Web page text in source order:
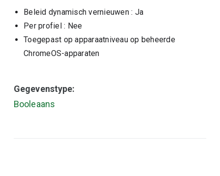
Beleid dynamisch vernieuwen : Ja
Per profiel : Nee
Toegepast op apparaatniveau op beheerde
ChromeOS-apparaten
Gegevenstype:
Booleaans